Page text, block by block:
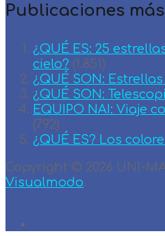
Publicaciones
¿QUÉ ES: 25
cielo? (1.851)
¿QUÉ SON:
¿QUÉ SON:
EQUIPO NAI: Viaje
(792)
¿QUÉ ES? Los
Copyright © 2026 UNI-
Visualmodo.